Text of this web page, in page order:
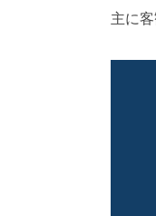
主に